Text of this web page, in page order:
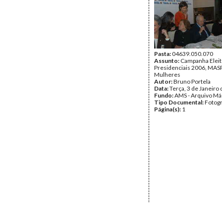
Pasta:04639.050.070
Assunto: Campanha
Presidenciais 2006,
Mulheres
Autor:Bruno Portela
Data:Terça, 3 de Janeiro
Fundo:AMS - Arquivo
Tipo Documental:
Página(s): 1